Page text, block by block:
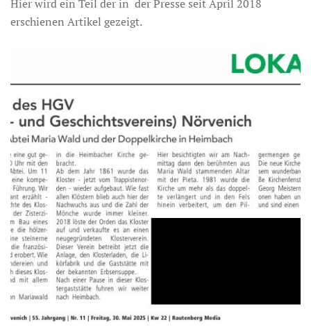
Hier wird ein Teil der in der Presse seit April 2018
erschienen Artikel gezeigt.